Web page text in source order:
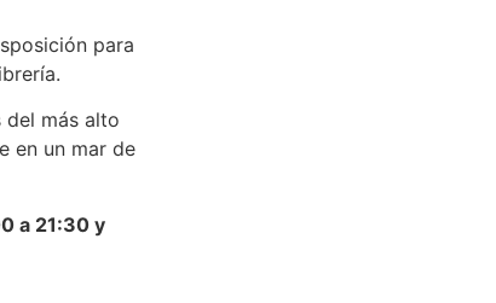
para
del más alto
en un mar de
a 21:30 y